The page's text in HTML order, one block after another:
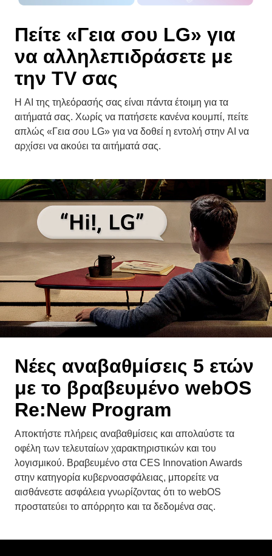
Πείτε «Γεια σου LG» για
να αλληλεπιδράσετε με
την TV σας
Η AI της τηλεόρασής σας είναι πάντα έτοιμη για τα
απλώς «Γεια σου LG» για να δοθεί η εντολή στην AI να
αρχίσει να ακούει τα αιτήματά σας.
Νέες αναβαθμίσεις 5 ετών
με το βραβευμένο webOS
Re:New Program
Αποκτήστε πλήρεις αναβαθμίσεις και απολαύστε τα
λογισμικού. Βραβευμένο στα CES Innovation Awards
στην κατηγορία κυβερνοασφάλειας, μπορείτε να
αισθάνεστε ασφάλεια γνωρίζοντας ότι το webOS
προστατεύει το απόρρητο και τα δεδομένα σας.